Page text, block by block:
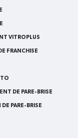
VITROPLUS
FRANCHISE
DE PARE-BRISE
DE PARE-BRISE